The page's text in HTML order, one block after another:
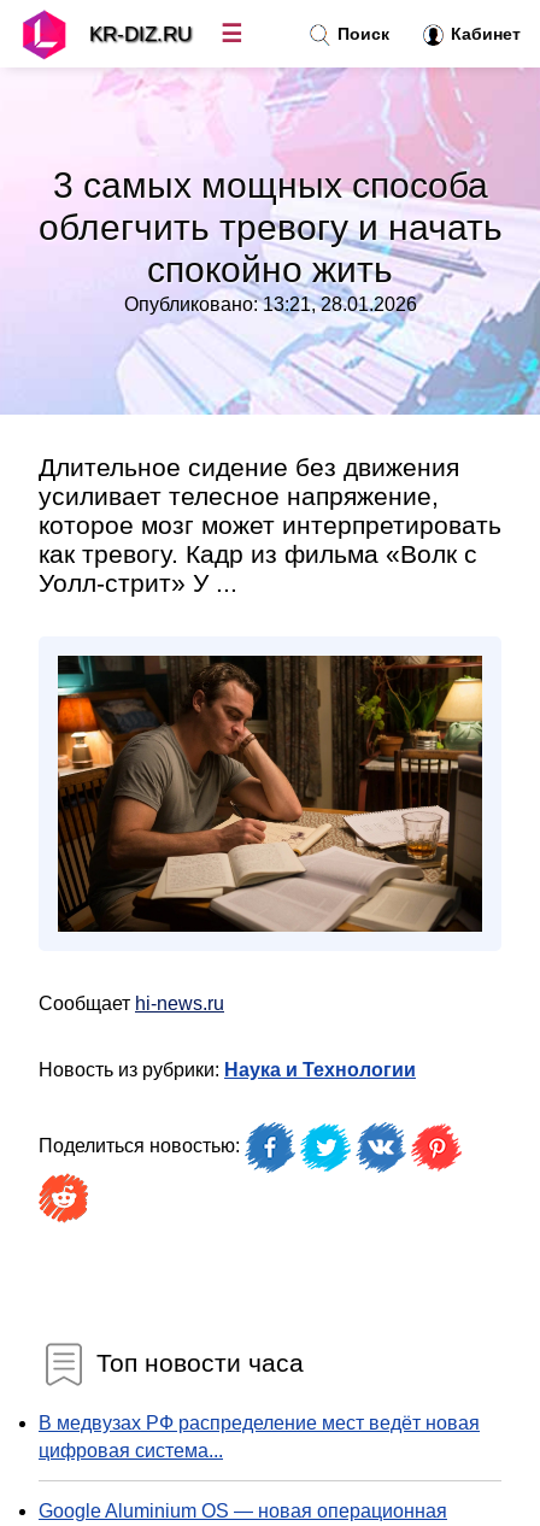
3 самых мощных способа
облегчить тревогу и начать
спокойно жить
Опубликовано: 13:21, 28.01.2026
Длительное сидение без движения
усиливает телесное напряжение,
которое мозг может интерпретировать
как тревогу. Кадр из фильма «Волк с
Уолл-стрит» У ...
Сообщает hi-news.ru
Новость из рубрики: Наука и Технологии
Поделиться новостью:
Топ новости часа
В медвузах РФ распределение мест ведёт новая
цифровая система...
Google Aluminium OS — новая операционная
Поиск Кабинет
KR-DIZ.RU ☰
Топ новостей»
»
Контакт»